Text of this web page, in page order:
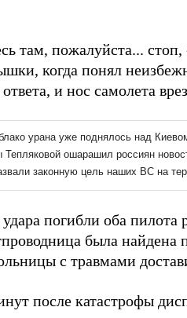
там, пожалуйста...
когда понял
ответа, и нос самолета
удара погибли оба
была найдена
с травмами
после катастрофы